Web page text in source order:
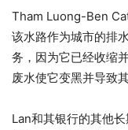
Tham Luong-Ben
该水路作为城市的排
务，因为它已经收缩
废水使它变黑并导致
Lan和其银行的其他